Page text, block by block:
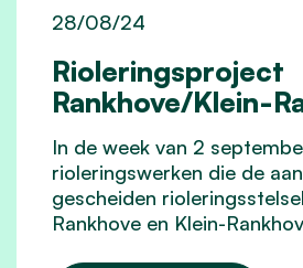
Rioleringsproject
Rankhove/Klein-
28/08/24
In de week van 2
rioleringswerken die de
gescheiden
Rankhove en Klein-